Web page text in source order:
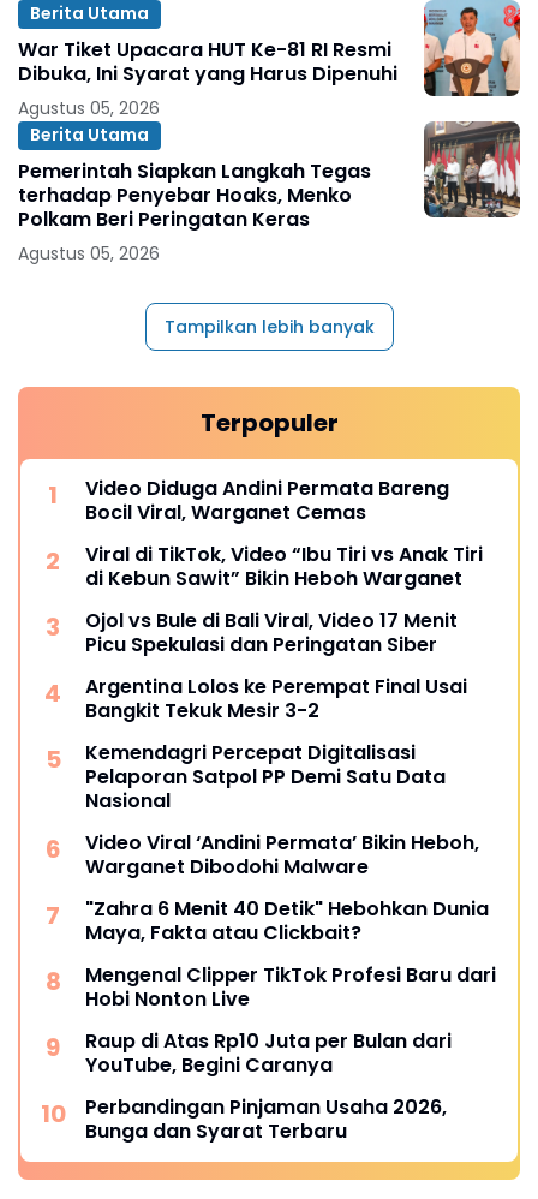
Berita Utama
War Tiket Upacara HUT Ke-81 RI Resmi
Dibuka, Ini Syarat yang Harus Dipenuhi
Agustus 05, 2026
Berita Utama
Pemerintah Siapkan Langkah Tegas
terhadap Penyebar Hoaks, Menko
Polkam Beri Peringatan Keras
Agustus 05, 2026
Tampilkan lebih banyak
Terpopuler
Video Diduga Andini Permata Bareng
Bocil Viral, Warganet Cemas
Viral di TikTok, Video “Ibu Tiri vs Anak Tiri
di Kebun Sawit” Bikin Heboh Warganet
Ojol vs Bule di Bali Viral, Video 17 Menit
Picu Spekulasi dan Peringatan Siber
Argentina Lolos ke Perempat Final Usai
Bangkit Tekuk Mesir 3-2
Kemendagri Percepat Digitalisasi
Pelaporan Satpol PP Demi Satu Data
Nasional
Video Viral ‘Andini Permata’ Bikin Heboh,
Warganet Dibodohi Malware
"Zahra 6 Menit 40 Detik" Hebohkan Dunia
Maya, Fakta atau Clickbait?
Mengenal Clipper TikTok Profesi Baru dari
Hobi Nonton Live
Raup di Atas Rp10 Juta per Bulan dari
YouTube, Begini Caranya
Perbandingan Pinjaman Usaha 2026,
Bunga dan Syarat Terbaru